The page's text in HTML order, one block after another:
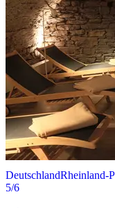
DeutschlandRheinland-
5/6